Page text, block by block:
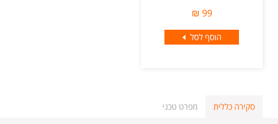
99 ₪
סקירה כללית מפרט טכני